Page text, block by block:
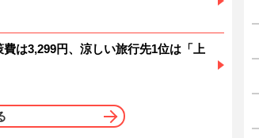
費は3,299円、涼しい旅行先1位は「上